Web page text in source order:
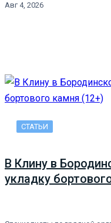
Авг 4, 2026
СТАТЬИ
В Клину в
укладку